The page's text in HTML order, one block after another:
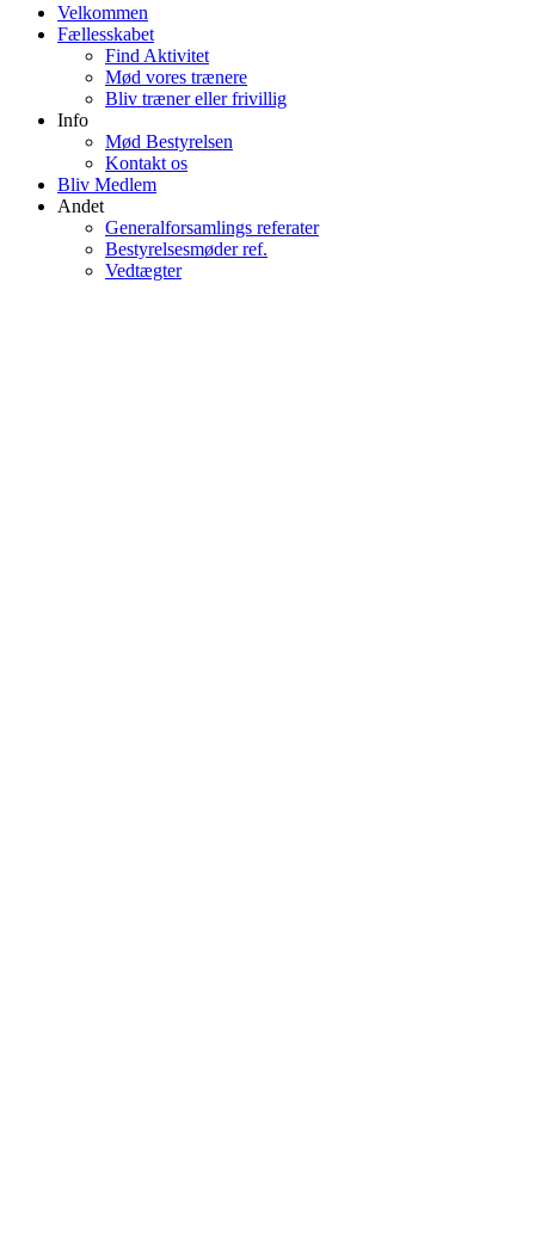
Velkommen
Fællesskabet
Find Aktivitet
Mød vores trænere
Bliv træner eller frivillig
Info
Mød Bestyrelsen
Kontakt os
Bliv Medlem
Andet
Generalforsamlings referater
Bestyrelsesmøder ref.
Vedtægter